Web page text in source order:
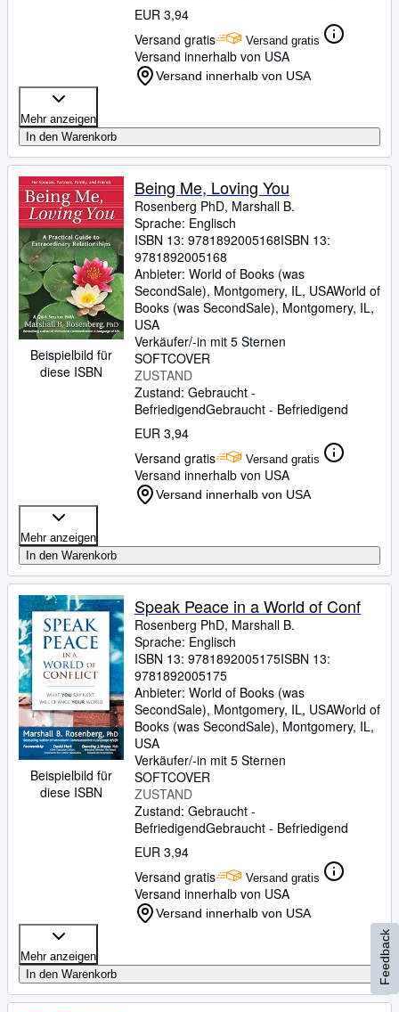
EUR 3,94
Versand gratis
Versand gratis
Versand innerhalb von USA
Versand innerhalb von USA
Mehr anzeigen
In den Warenkorb
Beispielbild für
diese ISBN
Being Me, Loving You
Rosenberg PhD, Marshall B.
Sprache: Englisch
ISBN 13: 9781892005168ISBN 13:
9781892005168
Anbieter: World of Books (was
SecondSale), Montgomery, IL, USAWorld of
Books (was SecondSale), Montgomery, IL,
USA
Verkäufer/-in mit 5 Sternen
SOFTCOVER
ZUSTAND
Zustand: Gebraucht -
BefriedigendGebraucht - Befriedigend
EUR 3,94
Versand gratis
Versand gratis
Versand innerhalb von USA
Versand innerhalb von USA
Mehr anzeigen
In den Warenkorb
Beispielbild für
diese ISBN
Speak Peace in a World of Conf
Rosenberg PhD, Marshall B.
Sprache: Englisch
ISBN 13: 9781892005175ISBN 13:
9781892005175
Anbieter: World of Books (was
SecondSale), Montgomery, IL, USAWorld of
Books (was SecondSale), Montgomery, IL,
USA
Verkäufer/-in mit 5 Sternen
SOFTCOVER
ZUSTAND
Zustand: Gebraucht -
BefriedigendGebraucht - Befriedigend
EUR 3,94
Versand gratis
Versand gratis
Versand innerhalb von USA
Versand innerhalb von USA
Mehr anzeigen
In den Warenkorb
Feedback